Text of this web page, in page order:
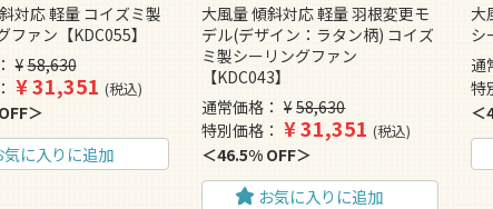
対応 軽量 コイズミ製
ファン【KDC055】
¥ 58,630
¥31,351 税込
気に入りに追加
大風量 傾斜対応 軽量 羽根変更モ
デル(デザイン：ラタン柄) コイズ
ミ製シーリングファン
【KDC043】
通常価格
¥ 58,630
特別価格
¥31,351 税込
46.5% OFF
お気に入りに追加
大
シ
通
特